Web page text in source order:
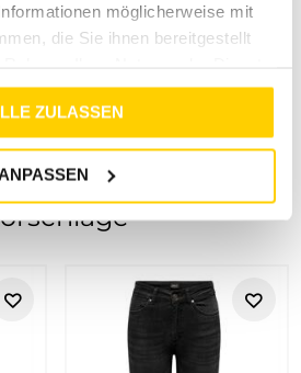
möglicherweise mit
die Sie ihnen bereitgestellt
ZULASSEN
ANPASSEN